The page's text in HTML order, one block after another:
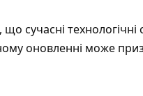
сучасні
оновленні може